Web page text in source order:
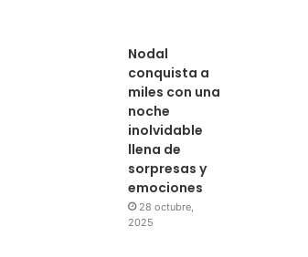
Nodal
conquista a
miles con una
noche
inolvidable
llena de
sorpresas y
emociones
28 octubre,
2025